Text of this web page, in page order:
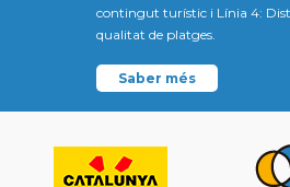
contingut turístic i Línia 4:
qualitat de platges.
Saber més